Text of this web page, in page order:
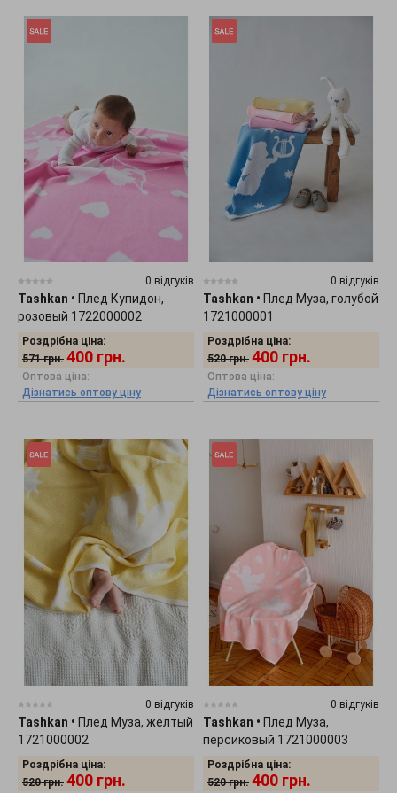
0 відгуків
Tashkan • Плед Купидон,
розовый 1722000002
Роздрібна ціна:
571 грн. 400 грн.
Оптова ціна:
Дізнатись оптову ціну
0 відгуків
Tashkan • Плед Муза, голубой
1721000001
Роздрібна ціна:
520 грн. 400 грн.
Оптова ціна:
Дізнатись оптову ціну
0 відгуків
Tashkan • Плед Муза, желтый
1721000002
Роздрібна ціна:
520 грн. 400 грн.
0 відгуків
Tashkan • Плед Муза,
персиковый 1721000003
Роздрібна ціна:
520 грн. 400 грн.